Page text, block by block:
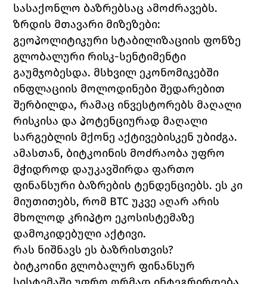
სასაქონლო ბაზრებსაც ამოძრავებს.
ზრდის მთავარი მიზეზები:
გეოპოლიტიკური სტაბილიზაციის ფონზე
გლობალური რისკ-სენტიმენტი
გაუმჯობესდა. მსხვილ ეკონომიკებში
ინფლაციის მოლოდინები შედარებით
შერბილდა, რამაც ინვესტორებს მაღალი
რისკისა და პოტენციურად მაღალი
სარგებლის მქონე აქტივებისკენ უბიძგა.
ამასთან, ბიტკოინის მოძრაობა უფრო
მჭიდროდ დაუკავშირდა ფართო
ფინანსური ბაზრების ტენდენციებს. ეს კი
მიუთითებს, რომ BTC უკვე აღარ არის
მხოლოდ კრიპტო ეკოსისტემაზე
დამოკიდებული აქტივი.
რას ნიშნავს ეს ბაზრისთვის?
ბიტკოინი გლობალურ ფინანსურ